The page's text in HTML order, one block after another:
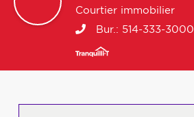
Courtier immobilier
Bur.: 514-333-3000